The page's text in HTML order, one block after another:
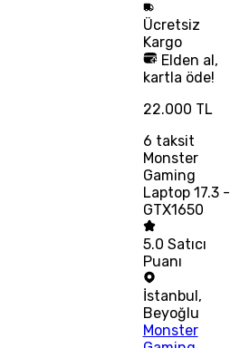
Ücretsiz
Kargo
Elden al,
kartla öde!
22.000 TL
6 taksit
Monster
Gaming
Laptop 17.3 -
GTX1650
5.0 Satıcı
Puanı
İstanbul,
Beyoğlu
Monster